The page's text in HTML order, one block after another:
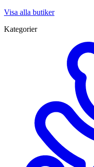
Visa alla butiker
Kategorier